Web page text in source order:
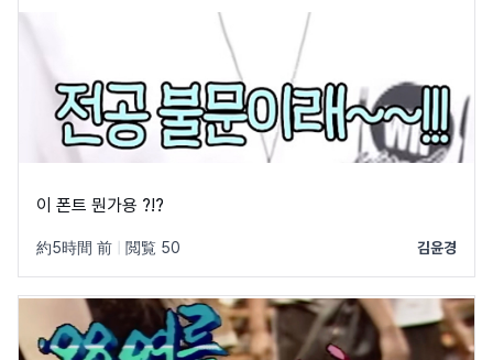
이 폰트 뭔가용 ?!?
約5時間 前 閲覧 50 김윤경